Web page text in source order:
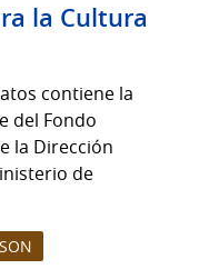
la Cultura
contiene la
del Fondo
la Dirección
de